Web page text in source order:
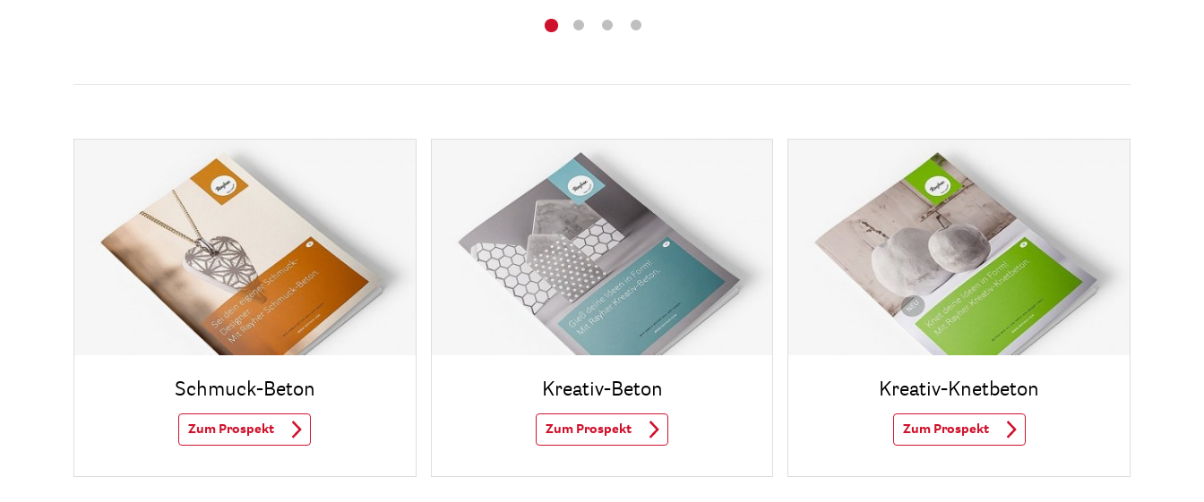
Schmuck-Beton
Zum Prospekt
Kreativ-Beton
Zum Prospekt
Kreativ-Knetbeton
Zum Prospekt